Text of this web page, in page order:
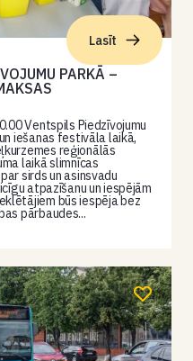
Lasīt
PARKĀ –
Ventspils Piedzīvojumu
iešanas festivāla laikā,
reģionālās
laikā slimnīcas
sirds un asinsvadu
atpazīšanu un iespējām
būs iespēja bez
pārbaudes...